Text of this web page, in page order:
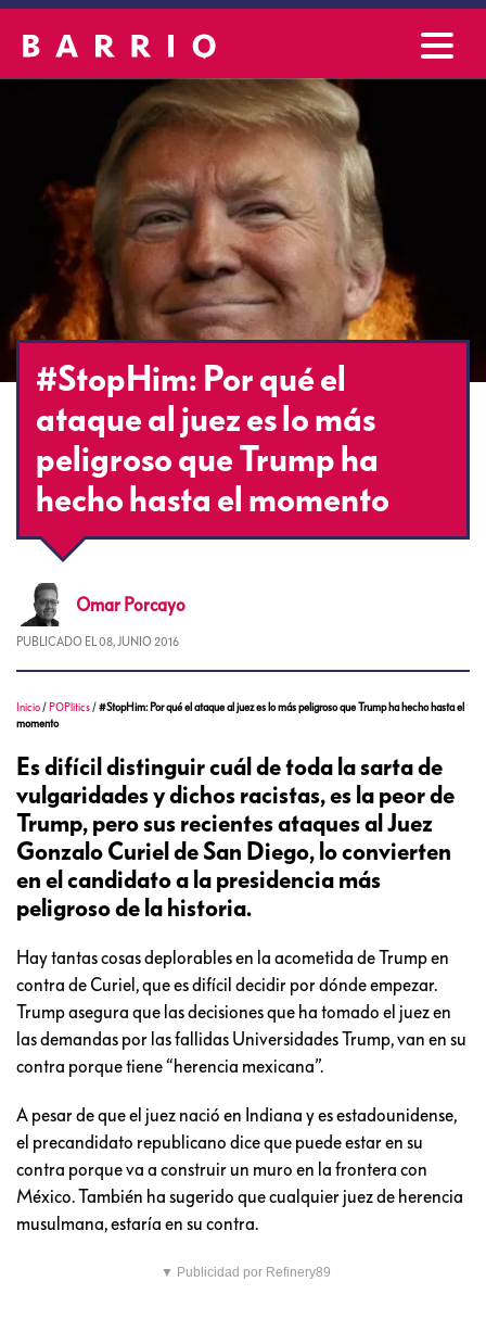
#StopHim: Por qué el
ataque al juez es lo más
peligroso que Trump ha
hecho hasta el momento
Omar Porcayo
PUBLICADO EL 08, JUNIO 2016
Inicio / POPlitics /#StopHim: Por qué el ataque al juez es lo más peligroso que Trump ha hecho hasta el
momento
Es difícil distinguir cuál de toda la sarta de
vulgaridades y dichos racistas, es la peor de
Trump, pero sus recientes ataques al Juez
Gonzalo Curiel de San Diego, lo convierten
en el candidato a la presidencia más
peligroso de la historia.
Hay tantas cosas deplorables en la acometida de Trump en
contra de Curiel, que es difícil decidir por dónde empezar.
Trump asegura que las decisiones que ha tomado el juez en
las demandas por las fallidas Universidades Trump, van en su
contra porque tiene “herencia mexicana”.
A pesar de que el juez nació en Indiana y es estadounidense,
el precandidato republicano dice que puede estar en su
contra porque va a construir un muro en la frontera con
México. También ha sugerido que cualquier juez de herencia
musulmana, estaría en su contra.
▼ Publicidad por Refinery89